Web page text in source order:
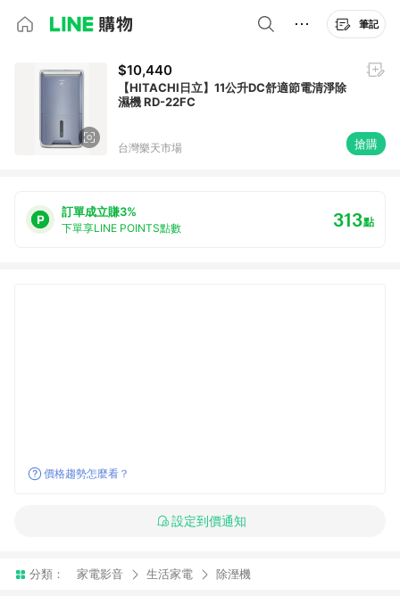
筆記
$10,440
【HITACHI日立】11公升DC舒適節電清淨除
濕機 RD-22FC
台灣樂天市場 搶購
訂單成立賺3%
下單享LINE POINTS點數 313點
價格趨勢怎麼看？
設定到價通知
分類： 家電影音 生活家電 除溼機